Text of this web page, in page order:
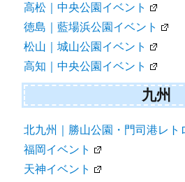
高松｜中央公園イベント
徳島｜藍場浜公園イベント
松山｜城山公園イベント
高知｜中央公園イベント
九州
北九州｜勝山公園・門司港レト
福岡イベント
天神イベント